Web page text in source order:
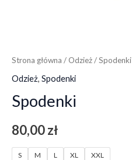
Strona główna / Odzież/Spodenki
Odzież, Spodenki
Spodenki
80,00zł
S M L XL XXL